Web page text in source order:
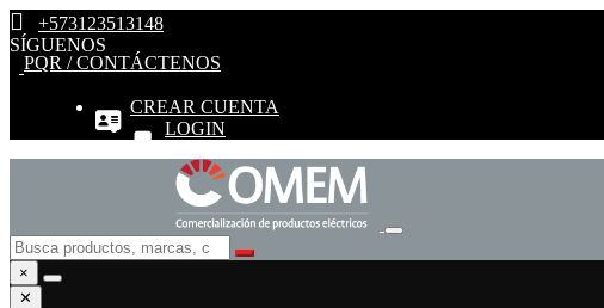
+573123513148
SÍGUENOS
PQR / CONTÁCTENOS
CREAR CUENTA
LOGIN
×
✕